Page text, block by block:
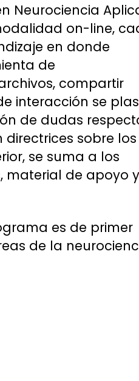
Neurociencia
on-line,
en donde
de
compartir
interacción se
de dudas
sobre los
se suma a los
material de apoyo y
es de primer
de la